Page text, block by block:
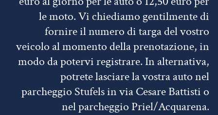
le moto. Vi chiediamo gentilmente di
fornire il numero di targa del vostro
veicolo al momento della prenotazione, in
modo da potervi registrare. In alternativa,
potrete lasciare la vostra auto nel
parcheggio Stufels in via Cesare Battisti o
nel parcheggio Priel/Acquarena.